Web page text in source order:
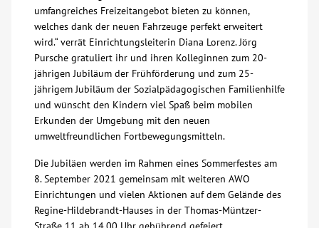
Karriere
Ausbildung
Glossar
Suche
Kontakt
umfangreiches Freizeitangebot bieten zu können,
welches dank der neuen Fahrzeuge perfekt erweitert
wird.“ verrät Einrichtungsleiterin Diana Lorenz. Jörg
Pursche gratuliert ihr und ihren Kolleginnen zum 20-
jährigen Jubiläum der Frühförderung und zum 25-
jährigem Jubiläum der Sozialpädagogischen Familienhilfe
und wünscht den Kindern viel Spaß beim mobilen
Erkunden der Umgebung mit den neuen
umweltfreundlichen Fortbewegungsmitteln.
Die Jubiläen werden im Rahmen eines Sommerfestes am
8. September 2021 gemeinsam mit weiteren AWO
Einrichtungen und vielen Aktionen auf dem Gelände des
Regine-Hildebrandt-Hauses in der Thomas-Müntzer-